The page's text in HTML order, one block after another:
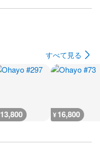
すべて見る
13,800 ¥16,800